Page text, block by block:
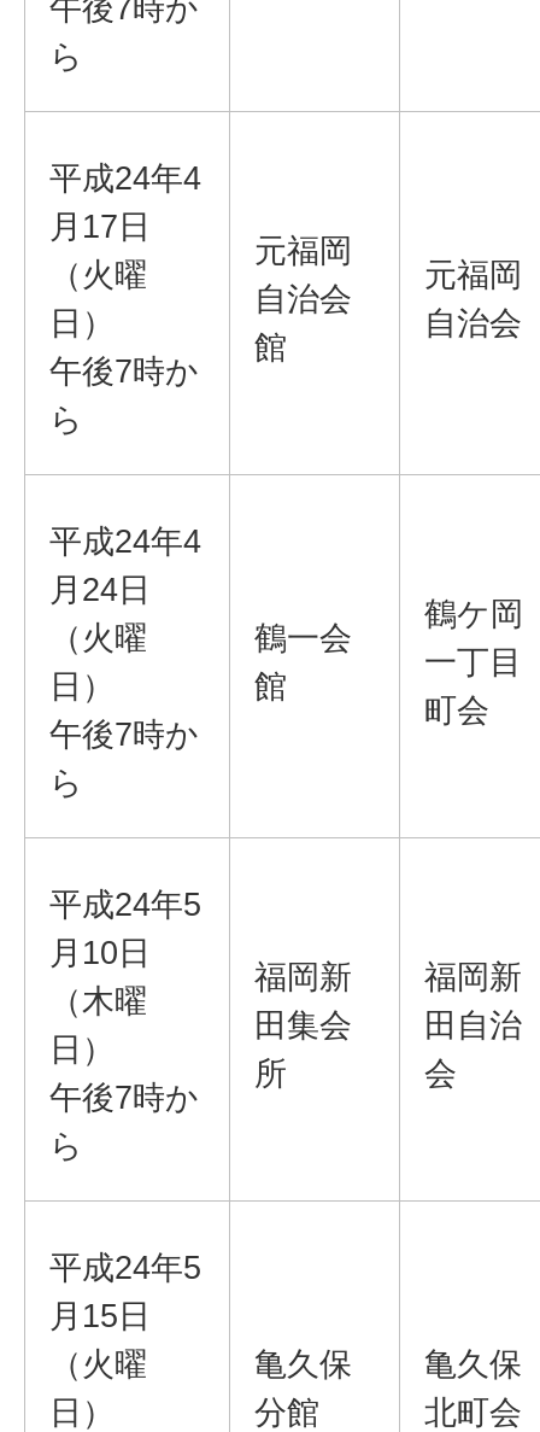
午後7時か
ら
平成24年4
月17日
（火曜
日）
午後7時か
ら
元福岡
自治会
館
元福岡
自治会
平成24年4
月24日
（火曜
日）
午後7時か
ら
鶴一会
館
鶴ケ岡
一丁目
町会
平成24年5
月10日
（木曜
日）
午後7時か
ら
福岡新
田集会
所
福岡新
田自治
会
平成24年5
月15日
（火曜
日）
亀久保
分館
亀久保
北町会